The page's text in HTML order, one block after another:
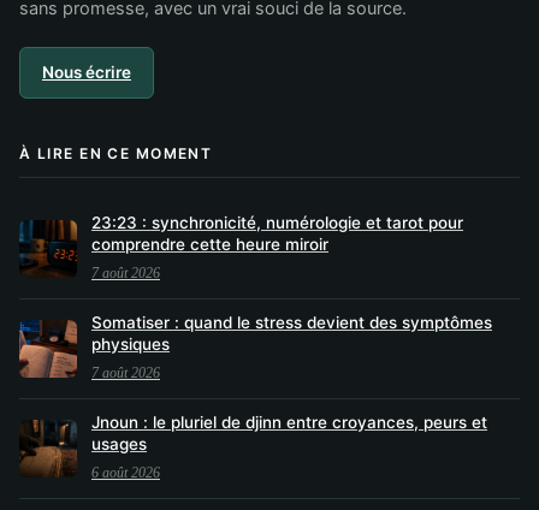
sans promesse, avec un vrai souci de la source.
Nous écrire
À LIRE EN CE MOMENT
23:23 : synchronicité, numérologie et tarot pour
comprendre cette heure miroir
7 août 2026
Somatiser : quand le stress devient des symptômes
physiques
7 août 2026
Jnoun : le pluriel de djinn entre croyances, peurs et
usages
6 août 2026